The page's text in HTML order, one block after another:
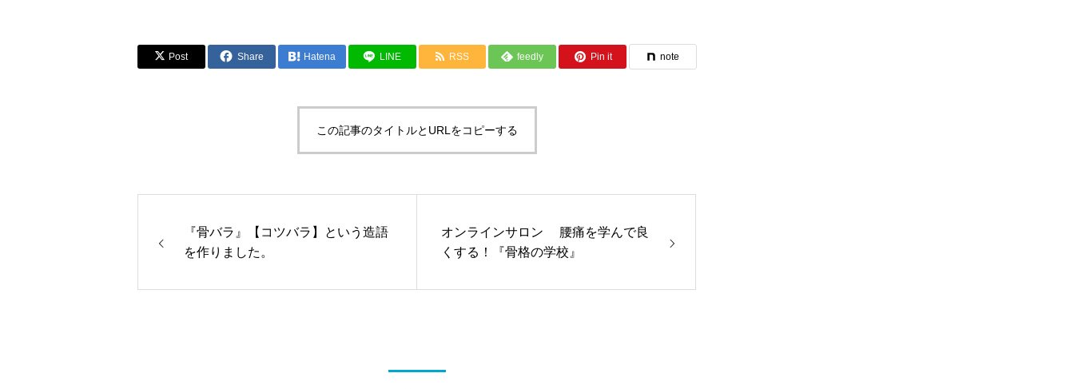
Post Share Hatena LINE RSS feedly Pin it note
この記事のタイトルとURLをコピーする
『骨バラ』【コツバラ】という造語
を作りました。
オンラインサロン 腰痛を学んで良
くする！『骨格の学校』